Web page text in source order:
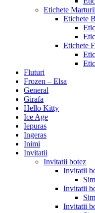
Etichete
Etichete
Etichete
Fluturi
Frozen – Elsa
General
Girafa
Hello Kitty
Ice Age
Iepuras
Ingeras
Inimi
Invitatii
Invitatii botez
Invitatii
Invitatii
Invitatii